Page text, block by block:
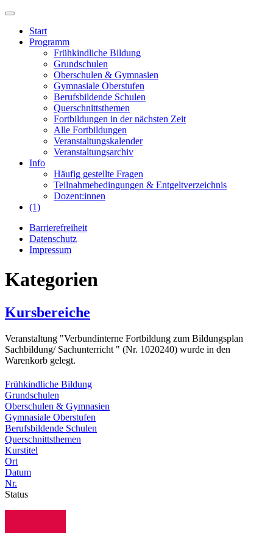
Start
Programm
Frühkindliche Bildung
Grundschulen
Oberschulen & Gymnasien
Gymnasiale Oberstufen
Berufsbildende Schulen
Querschnittsthemen
Fortbildungen in der nächsten Zeit
Alle Fortbildungen
Veranstaltungskalender
Veranstaltungsarchiv
Info
Häufig gestellte Fragen
Teilnahmebedingungen & Entgeltverzeichnis
Dozent:innen
(1)
Barrierefreiheit
Datenschutz
Impressum
Kategorien
Kursbereiche
Veranstaltung "Verbundinterne Fortbildung zum Bildungsplan
Sachbildung/ Sachunterricht " (Nr. 1020240) wurde in den
Warenkorb gelegt.
Frühkindliche Bildung
Grundschulen
Oberschulen & Gymnasien
Gymnasiale Oberstufen
Berufsbildende Schulen
Querschnittsthemen
Kurstitel
Ort
Datum
Nr.
Status